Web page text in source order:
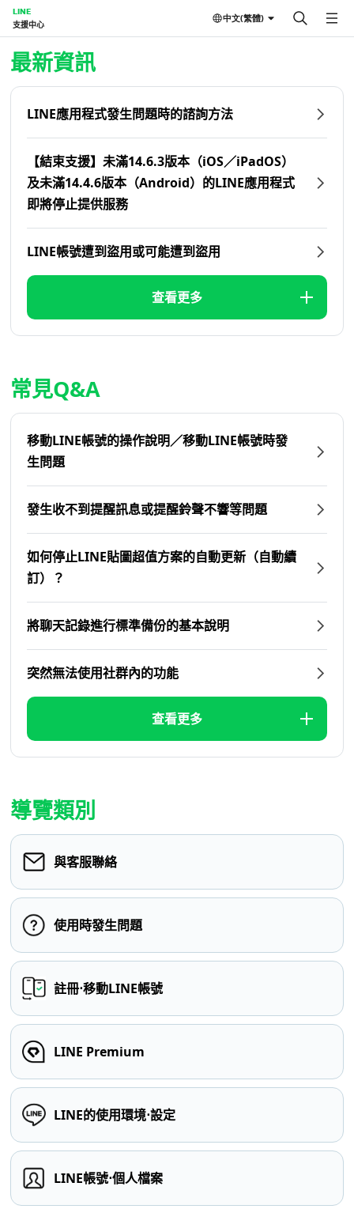
LINE
支援中心
中文(繁體)
首頁 | LINE支援中心
最新資訊
LINE應用程式發生問題時的諮詢方法
【結束支援】未滿14.6.3版本（iOS／iPadOS）
及未滿14.4.6版本（Android）的LINE應用程式
即將停止提供服務
LINE帳號遭到盜用或可能遭到盜用
查看更多
常見Q&A
移動LINE帳號的操作說明／移動LINE帳號時發
生問題
發生收不到提醒訊息或提醒鈴聲不響等問題
如何停止LINE貼圖超值方案的自動更新（自動續
訂）？
將聊天記錄進行標準備份的基本說明
突然無法使用社群內的功能
查看更多
導覽類別
與客服聯絡
使用時發生問題
註冊⋅移動LINE帳號
LINE Premium
LINE的使用環境⋅設定
LINE帳號⋅個人檔案